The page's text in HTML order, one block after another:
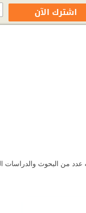
من البحوث والدراسات
اشترك الآن